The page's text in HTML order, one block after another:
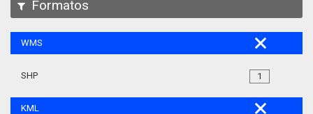
Formatos
WMS
1
SHP
KML